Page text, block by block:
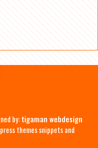
by:tigaman webdesign
themes snippets and